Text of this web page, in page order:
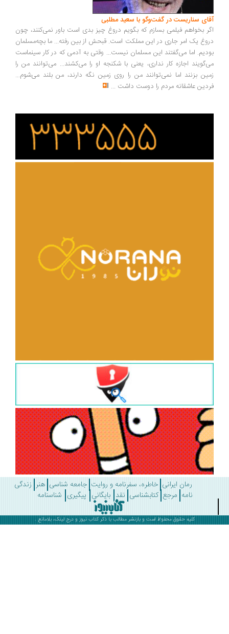
سناریست در گفت‌وگو با سعید مطلبی
بخواهم فیلمی بسازم که بگویم دروغ چیز بدی است باور نمی‌کنند، چون
یک امر جاری در این مملکت است. قبحش از بین رفته... ما بچه‌مسلمان
اما می‌گفتند این مسلمان نیست... وقتی به آدمی که در کار سینماست
اجازه کار نداری، یعنی با شکنجه او را می‌کشند... می‌توانند من را
بزنند اما نمی‌توانند من را روی زمین نگه دارند، من بلند می‌شوم...
عاشقانه مردم را دوست داشت ...
رمان ایرانی خاطره، سفرنامه و روایت جامعه شناسی هنر زندگی
مرجع کتابشناسی نقد بایگانی پیگیری شناسنامه
کلیه حقوق محفوظ است و بازنشر مطالب با ذکرکتاب نیوزو درج لینک، بلامانع .